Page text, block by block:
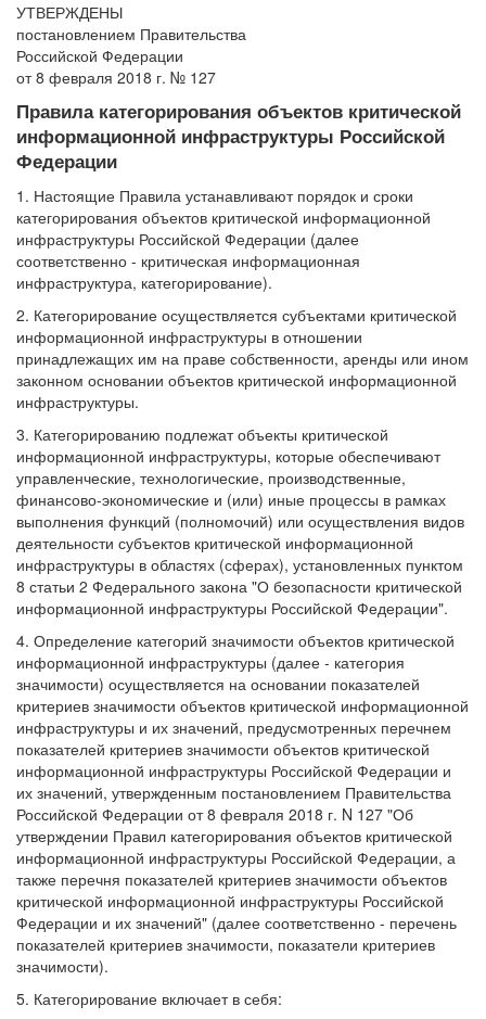
УТВЕРЖДЕНЫ
постановлением Правительства
Российской Федерации
от 8 февраля 2018 г. № 127
Правила категорирования объектов критической
информационной инфраструктуры Российской
Федерации
1. Настоящие Правила устанавливают порядок и сроки
категорирования объектов критической информационной
инфраструктуры Российской Федерации (далее
соответственно - критическая информационная
инфраструктура, категорирование).
2. Категорирование осуществляется субъектами критической
информационной инфраструктуры в отношении
принадлежащих им на праве собственности, аренды или ином
законном основании объектов критической информационной
инфраструктуры.
3. Категорированию подлежат объекты критической
информационной инфраструктуры, которые обеспечивают
управленческие, технологические, производственные,
финансово-экономические и (или) иные процессы в рамках
выполнения функций (полномочий) или осуществления видов
деятельности субъектов критической информационной
инфраструктуры в областях (сферах), установленных пунктом
8 статьи 2 Федерального закона "О безопасности критической
информационной инфраструктуры Российской Федерации".
4. Определение категорий значимости объектов критической
информационной инфраструктуры (далее - категория
значимости) осуществляется на основании показателей
критериев значимости объектов критической информационной
инфраструктуры и их значений, предусмотренных перечнем
показателей критериев значимости объектов критической
информационной инфраструктуры Российской Федерации и
их значений, утвержденным постановлением Правительства
Российской Федерации от 8 февраля 2018 г. N 127 "Об
утверждении Правил категорирования объектов критической
информационной инфраструктуры Российской Федерации, а
также перечня показателей критериев значимости объектов
критической информационной инфраструктуры Российской
Федерации и их значений" (далее соответственно - перечень
показателей критериев значимости, показатели критериев
значимости).
5. Категорирование включает в себя: